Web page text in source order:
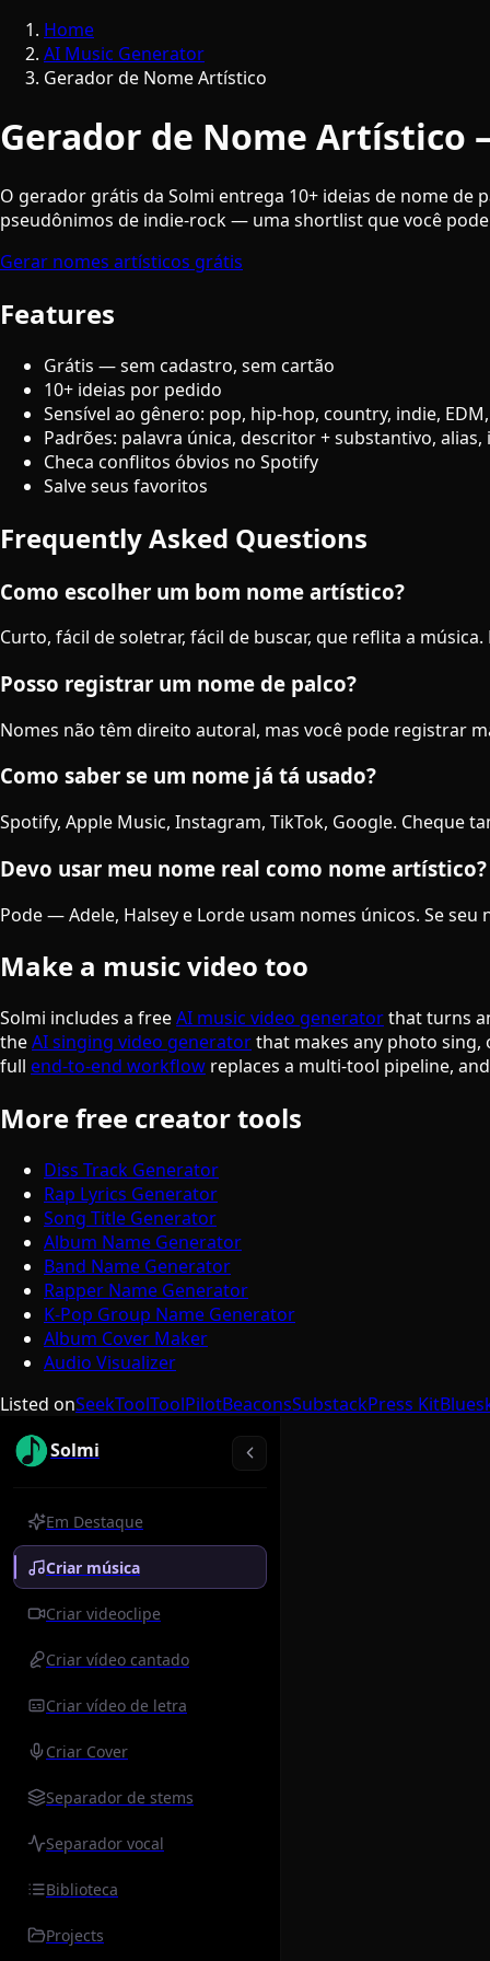
Home
AI Music Generator
Gerador de Nome Artístico
Gerador de Nome Artístico
O gerador grátis da Solmi entrega 10+ ideias de nome de
pseudônimos de indie-rock — uma shortlist que você
Gerar nomes artísticos grátis
Features
Grátis — sem cadastro, sem cartão
10+ ideias por pedido
Sensível ao gênero: pop, hip-hop, country, indie,
Padrões: palavra única, descritor + substantivo, alias,
Checa conflitos óbvios no Spotify
Salve seus favoritos
Frequently Asked Questions
Como escolher um bom nome artístico?
Curto, fácil de soletrar, fácil de buscar, que reflita a
Posso registrar um nome de palco?
Nomes não têm direito autoral, mas você pode registrar
Como saber se um nome já tá usado?
Spotify, Apple Music, Instagram, TikTok, Google. Cheque
Devo usar meu nome real como nome artístico?
Pode — Adele, Halsey e Lorde usam nomes únicos. Se
Make a music video too
Solmi includes a freeAI music video generatorthat turns
theAI singing video generatorthat makes any photo sing,
full end-to-end workflow replaces a multi-tool pipeline,
More free creator tools
Diss Track Generator
Rap Lyrics Generator
Song Title Generator
Album Name Generator
Band Name Generator
Rapper Name Generator
K-Pop Group Name Generator
Album Cover Maker
Audio Visualizer
Listed onSeekToolToolPilotBeaconsSubstackPress Kit
Solmi
Em Destaque
Criar música
Criar videoclipe
Criar vídeo cantado
Criar vídeo de letra
Criar Cover
Separador de stems
Separador vocal
Biblioteca
Projects